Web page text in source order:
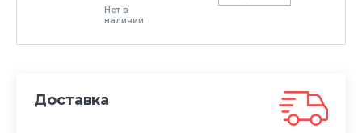
Нет в
наличии
Доставка